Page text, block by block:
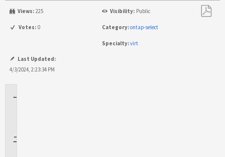
Views: 225 Visibility: Public
Votes: 0 Category:ontap-select
Specialty:virt
Last Updated:
4/3/2024, 2:23:34 PM